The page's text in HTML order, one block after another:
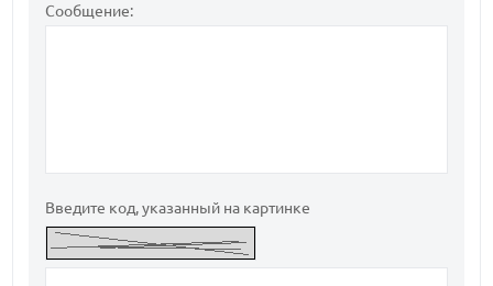
Сообщение:
Введите код, указанный на картинке